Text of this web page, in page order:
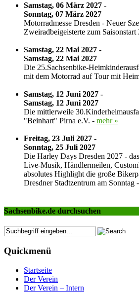
Samstag, 06 März 2027 -
Sonntag, 07 März 2027
Motorradmesse Dresden - Neuer
Zweiradbeigeisterte zum Saisonstart
Samstag, 22 Mai 2027 -
Samstag, 22 Mai 2027
Die 25.Sachsenbike-
mit dem Motorrad auf Tour mit
Samstag, 12 Juni 2027 -
Samstag, 12 Juni 2027
Die mittlerweile
"Beinhart" Pirna e.V. - mehr »
Freitag, 23 Juli 2027 -
Sonntag, 25 Juli 2027
Die Harley Days Dresden 2027 -
Live-Musik, Händlermeilen,
absolutes Highlight die große
Dresdner Stadtzentrum am Sonntag -
Sachsenbike.de durchsuchen
Quickmenü
Startseite
Der Verein
Der Verein – Intern